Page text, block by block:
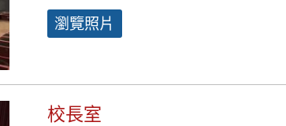
瀏覽照片
校長室